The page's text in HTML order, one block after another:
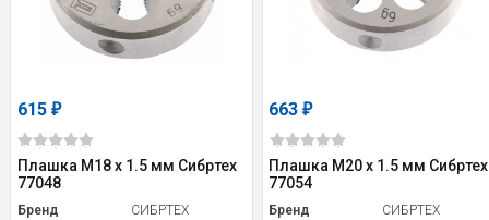
615 ₽
Плашка М18 х 1.5 мм Сибртех
77048
Бренд
СИБРТЕХ
663₽
Плашка М20 х 1.5 мм Сибртех
77054
Бренд
СИБРТЕХ